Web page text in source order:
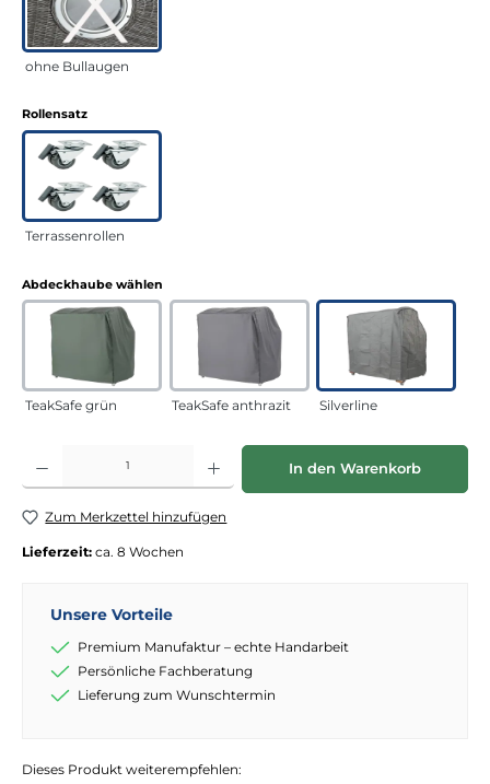
ohne Bullaugen
Rollensatzauswählen
Terrassenrollen
Abdeckhaube wählen
TeakSafe grün TeakSafe anthrazit Silverline
Produkt Anzahl: Gib den gewünschten Wert ein oder benutze die
In den Warenkorb
Zum Merkzettel hinzufügen
Lieferzeit: ca. 8 Wochen
Unsere Vorteile
Premium Manufaktur – echte Handarbeit
Persönliche Fachberatung
Lieferung zum Wunschtermin
Dieses Produkt weiterempfehlen: